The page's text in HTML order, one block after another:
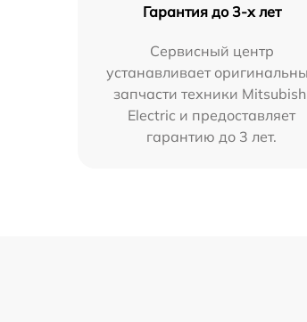
Гарантия до 3-х лет
Сервисный центр
устанавливает
запчасти техники
Electric и предоставляет
гарантию до 3 лет.